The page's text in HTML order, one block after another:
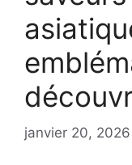
janvier 20, 2026